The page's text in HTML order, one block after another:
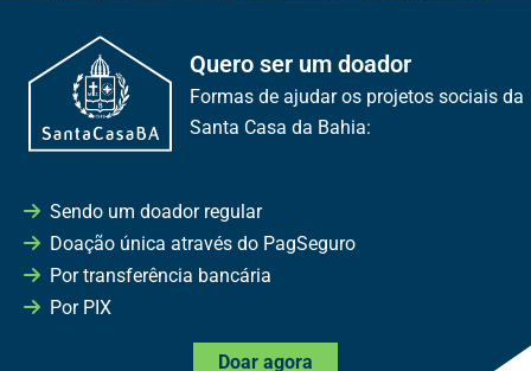
Quero ser um doador
Formas de ajudar os projetos sociais da
Santa Casa da Bahia:
Sendo um doador regular
Doação única através do PagSeguro
Por transferência bancária
Por PIX
Doar agora